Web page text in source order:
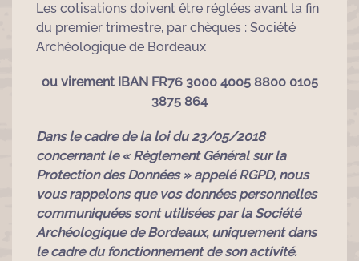
Les cotisations doivent être réglées avant la fin
du premier trimestre, par chèques : Société
Archéologique de Bordeaux
ou virement IBAN FR76 3000 4005 8800 0105
3875 864
Dans le cadre de la loi du 23/05/2018
concernant le « Règlement Général sur la
Protection des Données » appelé RGPD, nous
vous rappelons que vos données personnelles
communiquées sont utilisées par la Société
Archéologique de Bordeaux, uniquement dans
le cadre du fonctionnement de son activité.